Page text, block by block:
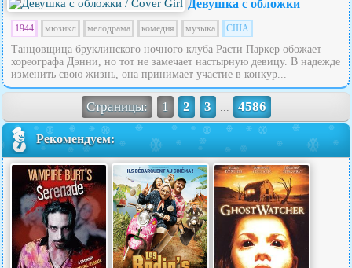
Девушка с обложки
1944 мюзикл мелодрама комедия музыка США
Танцовщица бруклинского ночного клуба Расти Паркер обожает
хореографа Дэнни, но тот не замечает настырную девицу. В надежде
изменить свою жизнь, она принимает участие в конкур...
Страницы: 1 2 3 ... 4586
Рекомендуем: